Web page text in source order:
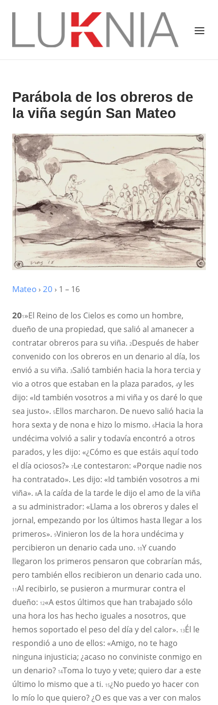
Menú
Parábola de los obreros de
la viña según San Mateo
Mateo › 20 › 1 – 16
201 »El Reino de los Cielos es como un hombre,
dueño de una propiedad, que salió al amanecer a
contratar obreros para su viña. 2Después de haber
convenido con los obreros en un denario al día, los
envió a su viña. 3Salió también hacia la hora tercia y
vio a otros que estaban en la plaza parados, 4y les
dijo: «Id también vosotros a mi viña y os daré lo que
sea justo». 5Ellos marcharon. De nuevo salió hacia la
hora sexta y de nona e hizo lo mismo. 6Hacia la hora
undécima volvió a salir y todavía encontró a otros
parados, y les dijo: «¿Cómo es que estáis aquí todo
el día ociosos?» 7Le contestaron: «Porque nadie nos
ha contratado». Les dijo: «Id también vosotros a mi
viña». 8A la caída de la tarde le dijo el amo de la viña
a su administrador: «Llama a los obreros y dales el
jornal, empezando por los últimos hasta llegar a los
primeros». 9Vinieron los de la hora undécima y
percibieron un denario cada uno. 10Y cuando
llegaron los primeros pensaron que cobrarían más,
pero también ellos recibieron un denario cada uno.
11Al recibirlo, se pusieron a murmurar contra el
dueño: 12«A estos últimos que han trabajado sólo
una hora los has hecho iguales a nosotros, que
hemos soportado el peso del día y del calor». 13Él le
respondió a uno de ellos: «Amigo, no te hago
ninguna injusticia; ¿acaso no conviniste conmigo en
un denario? 14Toma lo tuyo y vete; quiero dar a este
último lo mismo que a ti. 15¿No puedo yo hacer con
lo mío lo que quiero? ¿O es que vas a ver con malos